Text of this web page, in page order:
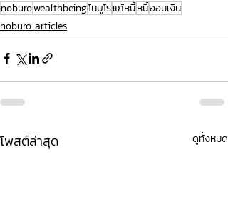
noburowealthbeingโนบูโรแก้หนี้หนี้ออมเงิน
noburo articles
โพสต์ล่าสุด ดูทั้งหมด